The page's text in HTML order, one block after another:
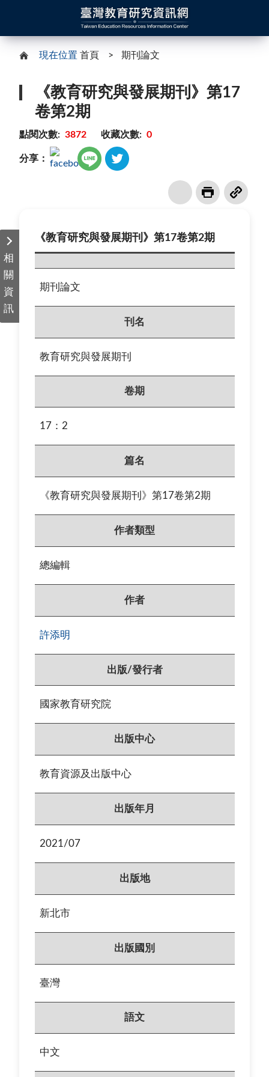
現在位置 首頁 期刊論文
《教育研究與發展期刊》第17
卷第2期
點閱次數: 3872 收藏次數: 0
分享：
相
關
資
訊
《教育研究與發展期刊》第17卷第2期
期刊論文
刊名
教育研究與發展期刊
卷期
17：2
篇名
《教育研究與發展期刊》第17卷第2期
作者類型
總編輯
作者
許添明
出版/發行者
國家教育研究院
出版中心
教育資源及出版中心
出版年月
2021/07
出版地
新北市
出版國別
臺灣
語文
中文